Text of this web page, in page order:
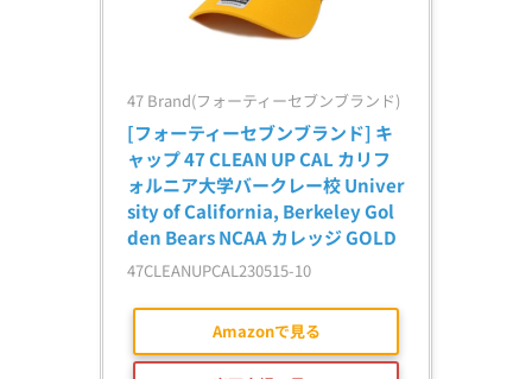
47 Brand(フォーティーセブンブランド)
[フォーティーセブンブランド] キ
ャップ 47 CLEAN UP CAL カリフ
ォルニア大学バークレー校 Univer
sity of California, Berkeley Gol
den Bears NCAA カレッジ GOLD
47CLEANUPCAL230515-10
Amazonで見る